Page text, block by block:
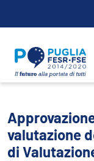
valutazione
di